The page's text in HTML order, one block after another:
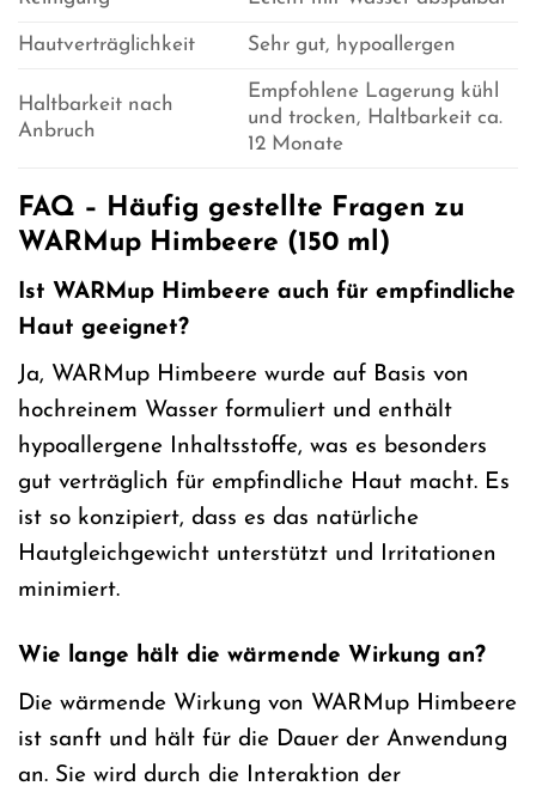
Hautverträglichkeit Sehr gut, hypoallergen
Haltbarkeit nach
Anbruch
Empfohlene Lagerung kühl
und trocken, Haltbarkeit ca.
12 Monate
FAQ – Häufig gestellte Fragen zu
WARMup Himbeere (150 ml)
Ist WARMup Himbeere auch für empfindliche
Haut geeignet?
Ja, WARMup Himbeere wurde auf Basis von
hochreinem Wasser formuliert und enthält
hypoallergene Inhaltsstoffe, was es besonders
gut verträglich für empfindliche Haut macht. Es
ist so konzipiert, dass es das natürliche
Hautgleichgewicht unterstützt und Irritationen
minimiert.
Wie lange hält die wärmende Wirkung an?
Die wärmende Wirkung von WARMup Himbeere
ist sanft und hält für die Dauer der Anwendung
an. Sie wird durch die Interaktion der